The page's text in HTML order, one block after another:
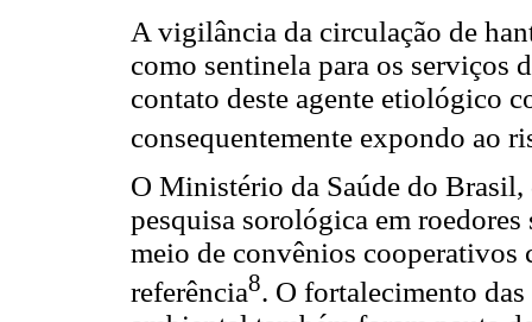
A vigilância da circulação de
como sentinela para os serviços
contato deste agente etiológico
consequentemente expondo ao
O Ministério da Saúde do Brasil,
pesquisa sorológica em
meio de convênios cooperativos
referência8. O fortalecimento